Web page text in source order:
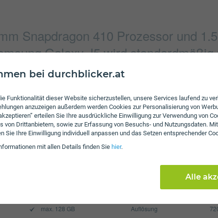
bei durchblicker.at
Funktionalität dieser Website sicherzustellen, unsere Services laufend zu
anzuzeigen außerdem werden Cookies zur Personalisierung von
erteilen Sie Ihre ausdrückliche Einwilligung zur Verwendung von
von Drittanbietern, sowie zur Erfassung von Besuchs- und Nutzungsdaten.
Sie Ihre Einwilligung individuell anpassen und das Setzen entsprechender
mit allen Details finden Sie hier.
Alle
Snapdragon 410 Prozessor und
Galaxy J5 wird
Lollipop ausgeliefert.
2560 x 1920 Pixel
Verbindung
Bluetooth
max. 128 GB
Pixel per Inch
Auflösung